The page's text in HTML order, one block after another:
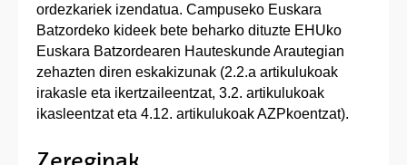
ordezkariek izendatua. Campuseko Euskara
Batzordeko kideek bete beharko dituzte EHUko
Euskara Batzordearen Hauteskunde Arautegian
zehazten diren eskakizunak (2.2.a artikulukoak
irakasle eta ikertzaileentzat, 3.2. artikulukoak
ikasleentzat eta 4.12. artikulukoak AZPkoentzat).